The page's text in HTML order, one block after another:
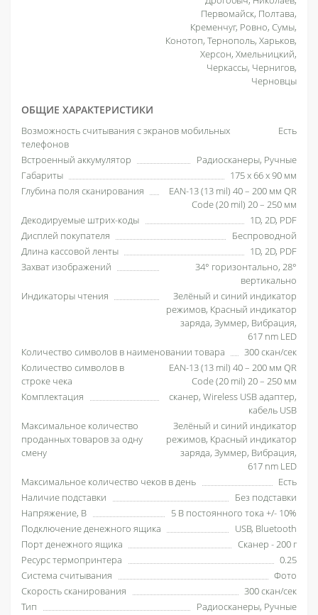
Первомайск, Полтава,
Кременчуг, Ровно, Сумы,
Конотоп, Тернополь, Харьков,
Херсон, Хмельницкий,
Черкассы, Чернигов,
Черновцы
ОБЩИЕ ХАРАКТЕРИСТИКИ
Возможность считывания с экранов мобильных
телефонов
Есть
Встроенный аккумулятор
Радиосканеры, Ручные
Габариты
175 х 66 х 90 мм
Глубина поля сканирования
EAN-13 (13 mil) 40 – 200 мм QR
Code (20 mil) 20 – 250 мм
Декодируемые штрих-коды
1D, 2D, PDF
Дисплей покупателя
Беспроводной
Длина кассовой ленты
1D, 2D, PDF
Захват изображений
34° горизонтально, 28°
вертикально
Индикаторы чтения
Зелёный и синий индикатор
режимов, Красный индикатор
заряда, Зуммер, Вибрация,
617 nm LED
Количество символов в наименовании товара
300 скан/сек
Количество символов в
строке чека
EAN-13 (13 mil) 40 – 200 мм QR
Code (20 mil) 20 – 250 мм
Комплектация
сканер, Wireless USB адаптер,
кабель USB
Максимальное количество
проданных товаров за одну
смену
Зелёный и синий индикатор
режимов, Красный индикатор
заряда, Зуммер, Вибрация,
617 nm LED
Максимальное количество чеков в день
Есть
Наличие подставки
Без подставки
Напряжение, В
5 В постоянного тока +/- 10%
Подключение денежного ящика
USB, Bluetooth
Порт денежного ящика
Сканер - 200 г
Ресурс термопринтера
0.25
Система считывания
Фото
Скорость сканирования
300 скан/сек
Тип
Радиосканеры, Ручные